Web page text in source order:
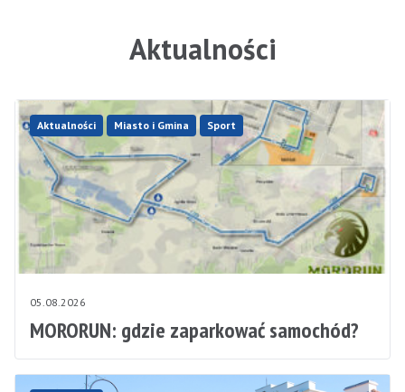
Aktualności
Aktualności Miasto i Gmina Sport
05.08.2026
MORORUN: gdzie zaparkować samochód?